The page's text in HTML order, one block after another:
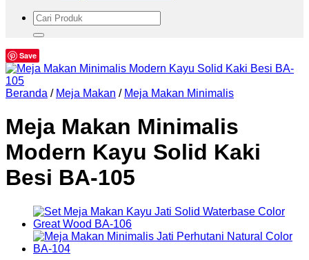
Pencarian
untuk:
Save
Beranda / Meja Makan / Meja Makan Minimalis
Meja Makan Minimalis
Modern Kayu Solid Kaki
Besi BA-105